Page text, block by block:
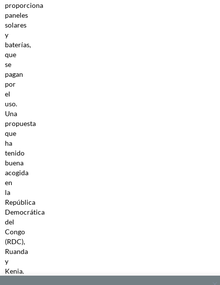
proporciona
paneles
solares
y
baterías,
que
se
pagan
por
el
uso.
Una
propuesta
que
ha
tenido
buena
acogida
en
la
República
Democrática
del
Congo
(RDC),
Ruanda
y
Kenia.